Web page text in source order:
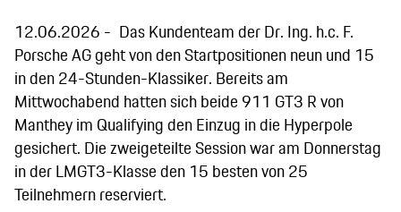
12.06.2026
Das Kundenteam der Dr. Ing. h.c. F.
Porsche AG geht von den Startpositionen neun und 15
in den 24-Stunden-Klassiker. Bereits am
Mittwochabend hatten sich beide 911 GT3 R von
Manthey im Qualifying den Einzug in die Hyperpole
gesichert. Die zweigeteilte Session war am Donnerstag
in der LMGT3-Klasse den 15 besten von 25
Teilnehmern reserviert.